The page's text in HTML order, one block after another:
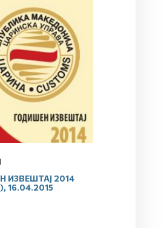
ИЗВЕШТАЈ 2014
16.04.2015